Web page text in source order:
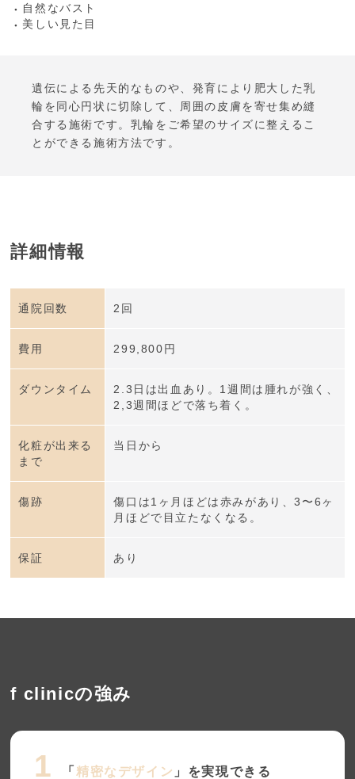
自然なバスト
美しい見た目
遺伝による先天的なものや、発育により肥大した乳
輪を同心円状に切除して、周囲の皮膚を寄せ集め縫
合する施術です。乳輪をご希望のサイズに整えるこ
とができる施術方法です。
詳細情報
通院回数 2回
費用 299,800円
ダウンタイム
2.3日は出血あり。1週間は腫れが強く、
2,3週間ほどで落ち着く。
化粧が出来る
まで
当日から
傷跡
傷口は1ヶ月ほどは赤みがあり、3〜6ヶ
月ほどで目立たなくなる。
保証 あり
f clinicの強み
「精密なデザイン 」を実現できる